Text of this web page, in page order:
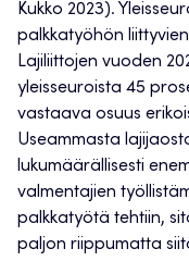
Kukko 2023).
palkkatyöhön
Lajiliittojen vuoden
yleisseuroista 45
vastaava osuus
Useammasta
lukumäärällisesti
valmentajien
palkkatyötä tehtiin,
paljon riippumatta